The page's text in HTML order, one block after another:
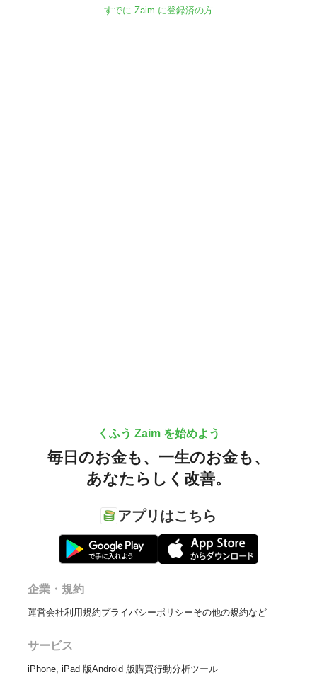
すでに Zaim に登録済の方
くふう Zaim を始めよう
毎日のお金も、 一生のお金も、
あなたらしく改善。
アプリはこちら
企業・規約
運営会社利用規約プライバシーポリシーその他の規約など
サービス
iPhone, iPad 版Android 版購買行動分析ツール